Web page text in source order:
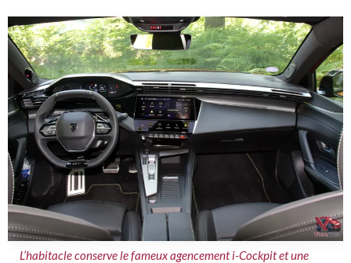
L’habitacle conserve le fameux agencement i-Cockpit et une